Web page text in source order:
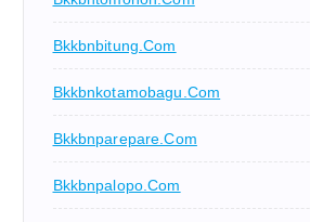
Bkkbnbitung.com
Bkkbnkotamobagu.com
Bkkbnparepare.com
Bkkbnpalopo.com